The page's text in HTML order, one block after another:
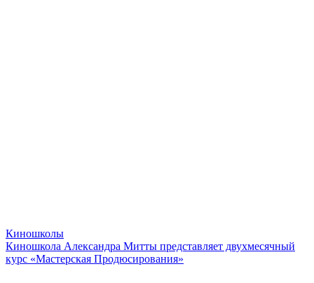
Киношколы
Киношкола Александра Митты представляет двухмесячный
курс «Мастерская Продюсирования»